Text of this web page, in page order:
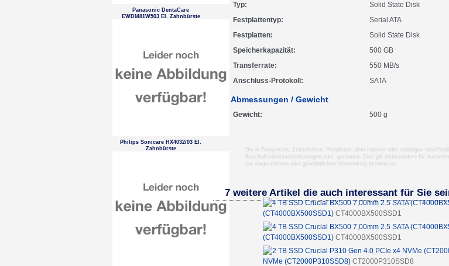
Panasonic DentaCare
EWDM81W503 El. Zahnbürste
Philips Sonicare HX4032/03 El.
Zahnbürste
Typ
Solid State Disk
Festplattentyp
Serial ATA
Festplatten
Solid State Disk
Speicherkapazität
500 GB
Transferrate
550 MB/s
Anschluss-Protokoll
SATA
Abmessungen / Gewicht
Gewicht 500 g
Die in Prospekten, Zeitschriften, Preislisten, dem Internet oder sonstigen
Beschaffenheitsvereinbarungen oder -garantien. Dies gilt insbesondere für
zur vorgesehenen oder gewöhnlichen Verwendung bestimmen.
7 weitere Artikel die auch interessant für Sie
(CT4000BX500SSD1) CT4000BX500SSD1
(CT4000BX500SSD1) CT4000BX500SSD1
NVMe (CT2000P310SSD8) CT2000P310SSD8